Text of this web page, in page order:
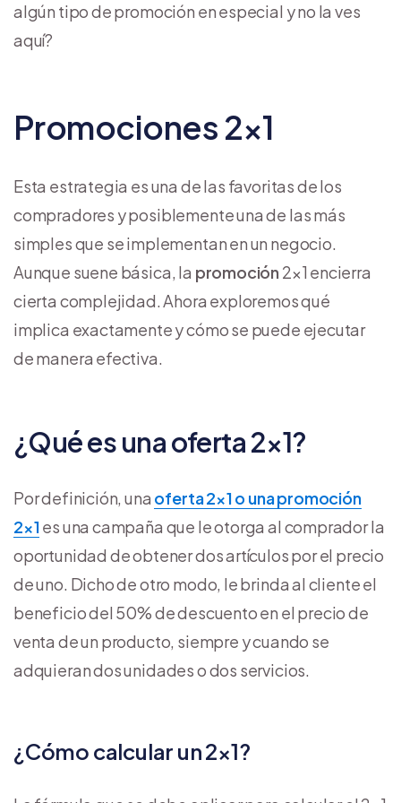
algún tipo de promoción en especial y no la ves
aquí?
Promociones 2×1
Esta estrategia es una de las favoritas de los
compradores y posiblemente una de las más
simples que se implementan en un negocio.
Aunque suene básica, la promoción 2×1 encierra
cierta complejidad. Ahora exploremos qué
implica exactamente y cómo se puede ejecutar
de manera efectiva.
¿Qué es una oferta 2×1?
Por definición, una oferta 2×1 o unapromoción
2×1es una campaña que le otorga al comprador la
oportunidad de obtener dos artículos por el precio
de uno. Dicho de otro modo, le brinda al cliente el
beneficio del 50% de descuento en el precio de
venta de un producto, siempre y cuando se
adquieran dos unidades o dos servicios.
¿Cómo calcular un 2×1?